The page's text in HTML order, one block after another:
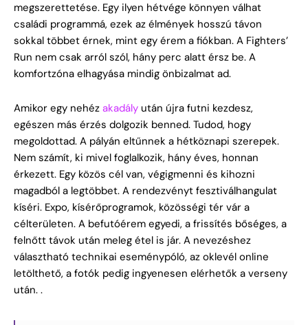
megszerettetése. Egy ilyen hétvége könnyen válhat
családi programmá, ezek az élmények hosszú távon
sokkal többet érnek, mint egy érem a fiókban. A Fighters’
Run nem csak arról szól, hány perc alatt érsz be. A
komfortzóna elhagyása mindig önbizalmat ad.
Amikor egy nehéz akadály után újra futni kezdesz,
egészen más érzés dolgozik benned. Tudod, hogy
megoldottad. A pályán eltűnnek a hétköznapi szerepek.
Nem számít, ki mivel foglalkozik, hány éves, honnan
érkezett. Egy közös cél van, végigmenni és kihozni
magadból a legtöbbet. A rendezvényt fesztiválhangulat
kíséri. Expo, kísérőprogramok, közösségi tér vár a
célterületen. A befutóérem egyedi, a frissítés bőséges, a
felnőtt távok után meleg étel is jár. A nevezéshez
választható technikai eseménypóló, az oklevél online
letölthető, a fotók pedig ingyenesen elérhetők a verseny
után. .